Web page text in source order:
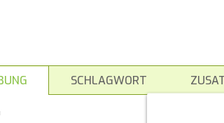
SCHLAGWORT